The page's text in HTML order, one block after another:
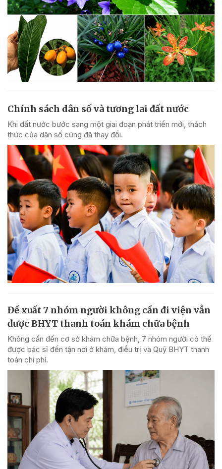
Chính sách dân số và tương lai đất nước
Khi đất nước bước sang một giai đoạn phát triển mới, thách
thức của dân số cũng đã thay đổi.
Đề xuất 7 nhóm người không cần đi viện vẫn
được BHYT thanh toán khám chữa bệnh
Không cần đến cơ sở khám chữa bệnh, 7 nhóm người có thể
được bác sĩ đến tận nơi ở khám, điều trị và Quỹ BHYT thanh
toán chi phí.